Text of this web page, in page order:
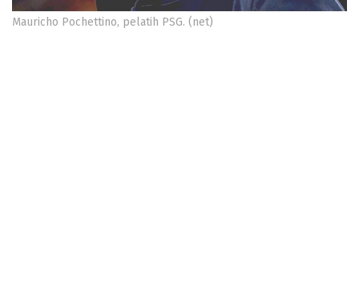
Mauricho Pochettino, pelatih PSG. (net)